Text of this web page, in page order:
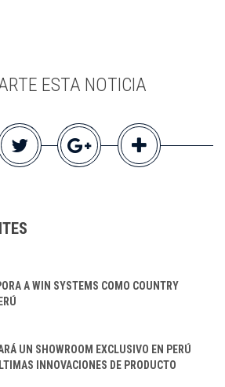
ESTA NOTICIA
A WIN SYSTEMS COMO COUNTRY
UN SHOWROOM EXCLUSIVO EN PERÚ
INNOVACIONES DE PRODUCTO